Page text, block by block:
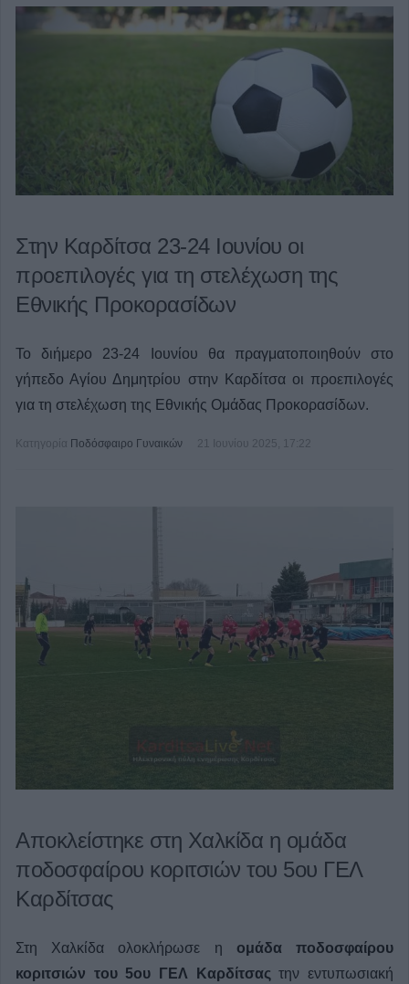
Στην Καρδίτσα 23-24 Ιουνίου οι
προεπιλογές για τη στελέχωση της
Εθνικής Προκορασίδων
Το διήμερο 23-24 Ιουνίου θα πραγματοποιηθούν στο
γήπεδο Αγίου Δημητρίου στην Καρδίτσα οι προεπιλογές
για τη στελέχωση της Εθνικής Ομάδας Προκορασίδων.
Κατηγορία Ποδόσφαιρο Γυναικών 21 Ιουνίου 2025, 17:22
Αποκλείστηκε στη Χαλκίδα η ομάδα
ποδοσφαίρου κοριτσιών του 5ου ΓΕΛ
Καρδίτσας
Στη Χαλκίδα ολοκλήρωσε η ομάδα ποδοσφαίρου
κοριτσιών του 5ου ΓΕΛ Καρδίτσας την εντυπωσιακή